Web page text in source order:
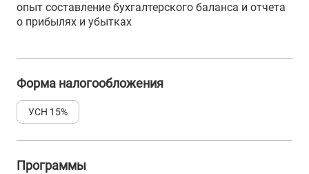
опыт составление бухгалтерского баланса и отчета
о прибылях и убытках
Форма налогообложения
УСН 15%
Программы